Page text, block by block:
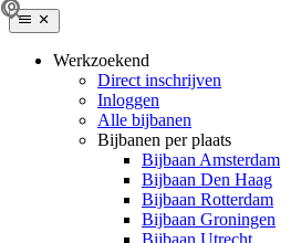
Werkzoekend
Direct inschrijven
Inloggen
Alle bijbanen
Bijbanen per plaats
Bijbaan Amsterdam
Bijbaan Den Haag
Bijbaan Rotterdam
Bijbaan Groningen
Bijbaan Utrecht